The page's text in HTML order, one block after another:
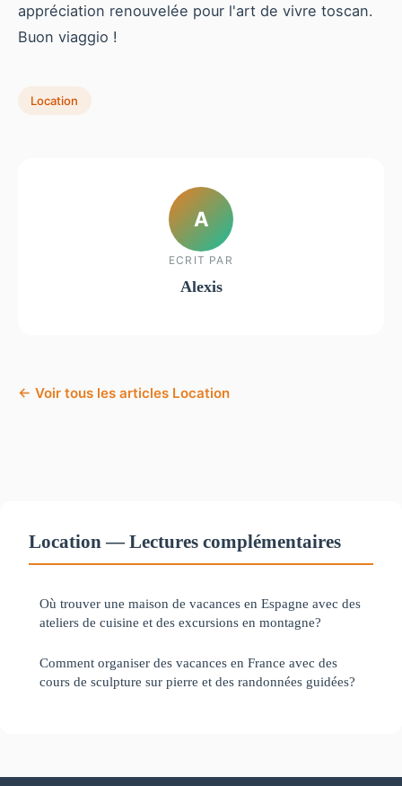
appréciation renouvelée pour l'art de vivre toscan.
Buon viaggio !
Location
A
ECRIT PAR
Alexis
← Voir tous les articles Location
Location — Lectures complémentaires
Où trouver une maison de vacances en Espagne avec des
ateliers de cuisine et des excursions en montagne?
Comment organiser des vacances en France avec des
cours de sculpture sur pierre et des randonnées guidées?